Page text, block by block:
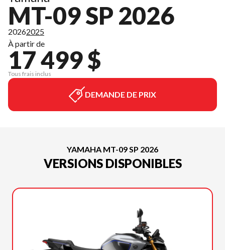
MT-09 SP 2026
20262025
À partir de
17 499 $
Tous frais inclus
DEMANDE DE PRIX
YAMAHA MT-09 SP 2026
VERSIONS DISPONIBLES